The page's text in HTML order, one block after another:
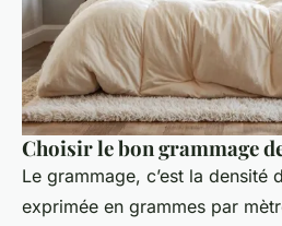
Choisir le bon grammage
Le grammage, c’est la densité
exprimée en grammes par